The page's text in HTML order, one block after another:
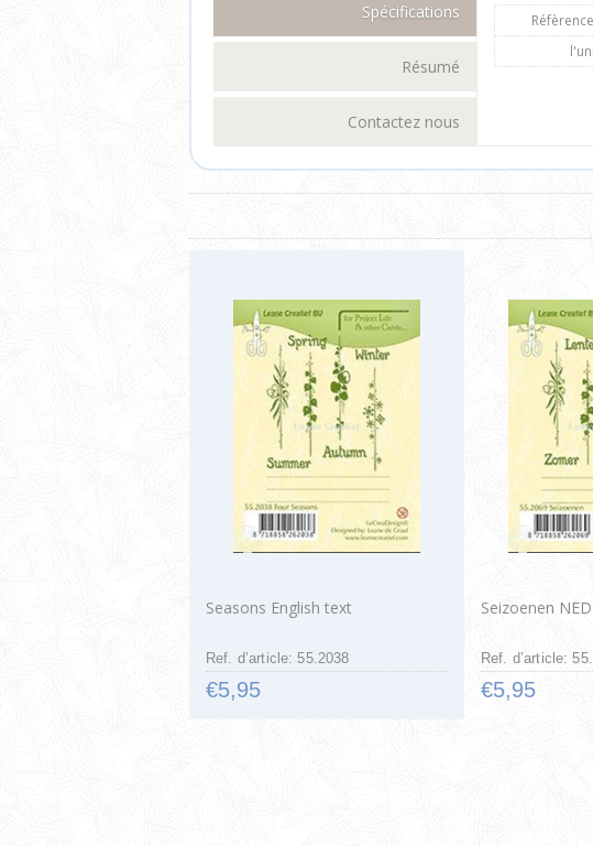
Spécifications
Résumé
Contactez nous
Seasons English text
Ref. d’article: 55.2038
€5,95
Seizoenen
Ref. d’article:
€5,95